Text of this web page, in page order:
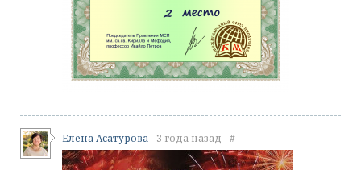
Елена Асатурова 3 года назад #